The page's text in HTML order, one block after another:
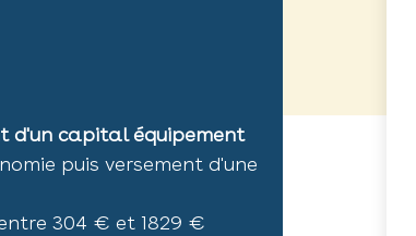
d'un capital équipement
puis versement d'une
304 € et 1829 €